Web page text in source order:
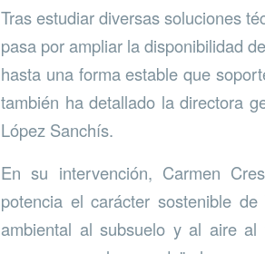
Tras estudiar diversas soluciones
pasa por ampliar la disponibilidad
hasta una forma estable que
también ha detallado la directora
López Sanchís.
En su intervención, Carmen
potencia el carácter sostenible
ambiental al subsuelo y al aire al